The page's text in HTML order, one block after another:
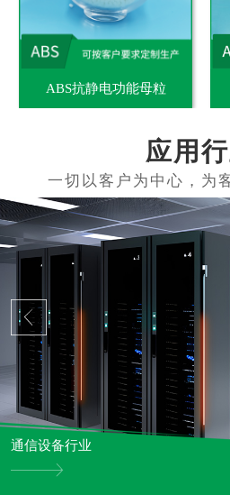
ABS抗静电功能母粒
应用
通信设备行业